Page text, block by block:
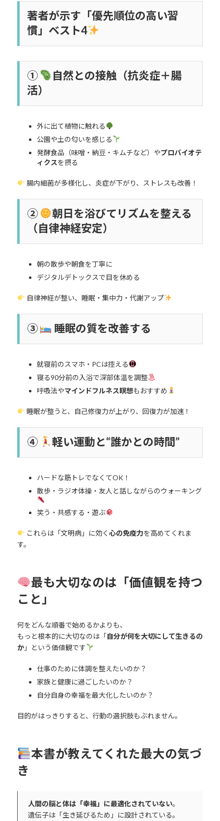
著者が示す「優先順位の高い習
慣」ベスト4
①
自然との接触（抗炎症＋腸
活）
外に出て植物に触れる
公園や土の匂いを感じる
発酵食品（味噌・納豆・キムチなど）やプロバイオテ
ィクスを摂る
腸内細菌が多様化し、炎症が下がり、ストレスも改善！
②
朝日を浴びてリズムを整える
（自律神経安定）
朝の散歩や朝食を丁寧に
デジタルデトックスで目を休める
自律神経が整い、睡眠・集中力・代謝アップ
③ 睡眠の質を改善する
就寝前のスマホ・PCは控える
寝る90分前の入浴で深部体温を調整
呼吸法やマインドフルネス瞑想もおすすめ
睡眠が整うと、自己修復力が上がり、回復力が加速！
④ 軽い運動と“誰かとの時間”
ハードな筋トレでなくてOK！
散歩・ラジオ体操・友人と話しながらのウォーキング
笑う・共感する・遊ぶ
これらは「文明病」に効く 心の免疫力を高めてくれま
す。
最も大切なのは「価値観を持つ
こと」
何をどんな順番で始めるかよりも、
もっと根本的に大切なのは「自分が何を大切にして生きるの
か」という価値観です
仕事のために体調を整えたいのか？
家族と健康に過ごしたいのか？
自分自身の幸福を最大化したいのか？
目的がはっきりすると、行動の選択肢もぶれません。
本書が教えてくれた最大の気づ
き
人間の脳と体は「幸福」に最適化されていない。
遺伝子は「生き延びるため」に設計されている。